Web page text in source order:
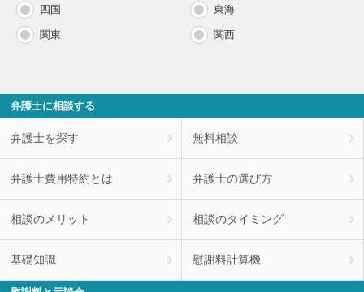
四国 東海
関東 関西
弁護士に相談する
弁護士を探す 無料相談
弁護士費用特約とは 弁護士の選び方
相談のメリット 相談のタイミング
基礎知識 慰謝料計算機